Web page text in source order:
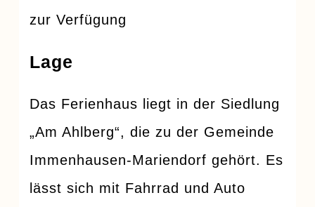
zur Verfügung
Lage
Das Ferienhaus liegt in der Siedlung
„Am Ahlberg“, die zu der Gemeinde
Immenhausen-Mariendorf gehört. Es
lässt sich mit Fahrrad und Auto